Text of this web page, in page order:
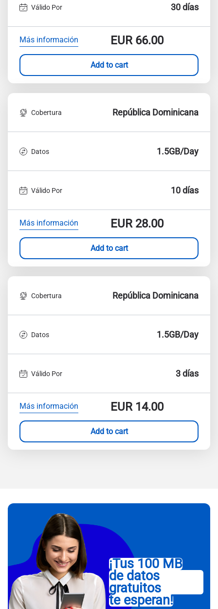
Válido Por 30 días
Más información EUR66.00
Add to cart
Cobertura República Dominicana
Datos 1.5GB/Day
Válido Por 10 días
Más información EUR28.00
Add to cart
Cobertura República Dominicana
Datos 1.5GB/Day
Válido Por 3 días
Más información EUR14.00
Add to cart
¡Tus 100 MB
de datos
gratuitos
te esperan!